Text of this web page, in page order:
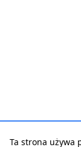
Ta strona używa